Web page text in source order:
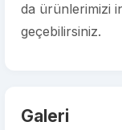
da ürünlerimizi
geçebilirsiniz.
Galeri